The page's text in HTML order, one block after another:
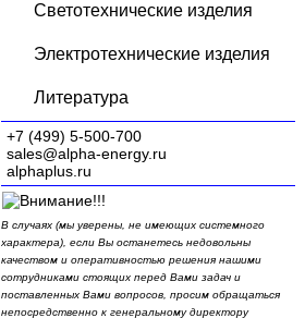
Светотехнические изделия
Электротехнические изделия
Литература
+7 (499) 5-500-700
sales@alpha-energy.ru
alphaplus.ru
В случаях (мы уверены, не имеющих системного
характера), если Вы останетесь недовольны
качеством и оперативностью решения нашими
сотрудниками стоящих перед Вами задач и
поставленных Вами вопросов, просим обращаться
непосредственно к генеральному директору